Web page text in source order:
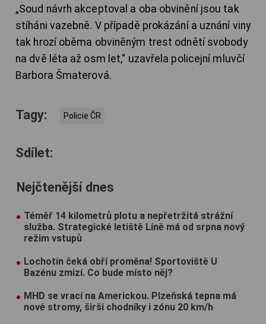
„Soud návrh akceptoval a oba obvinění jsou tak
stíháni vazebně. V případě prokázání a uznání viny
tak hrozí oběma obviněným trest odnětí svobody
na dvě léta až osm let,“ uzavřela policejní mluvčí
Barbora Šmaterová.
Tagy: Policie ČR
Sdílet:
Nejčtenější dnes
Téměř 14 kilometrů plotu a nepřetržitá strážní
služba. Strategické letiště Líně má od srpna nový
režim vstupů
Lochotín čeká obří proměna! Sportoviště U
Bazénu zmizí. Co bude místo něj?
MHD se vrací na Americkou. Plzeňská tepna má
nové stromy, širší chodníky i zónu 20 km/h